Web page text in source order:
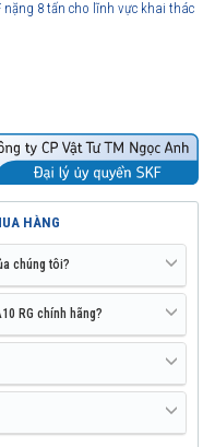
nặng 8 tấn cho lĩnh vực khai thác
HÀNG
chúng tôi?
RG chính hãng?